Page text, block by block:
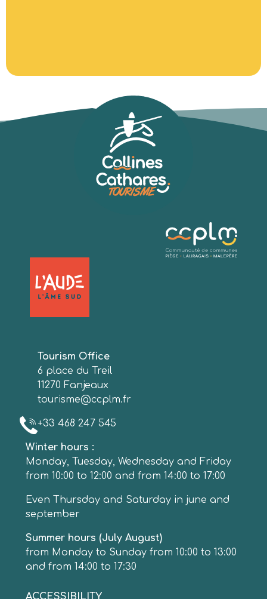
Tourism Office
6 place du Treil
11270 Fanjeaux
tourisme@ccplm.fr
+33 468 247 545
Winter hours :
Monday, Tuesday, Wednesday and Friday
from 10:00 to 12:00 and from 14:00 to 17:00
Even Thursday and Saturday in june and
september
Summer hours (July August)
from Monday to Sunday from 10:00 to 13:00
and from 14:00 to 17:30
ACCESSIBILITY